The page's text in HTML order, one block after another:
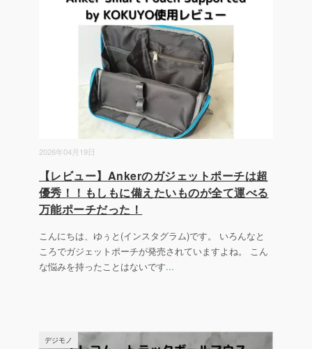
2026年04月19日
【レビュー】Ankerのガジェットポーチは超
優秀！！もしもに備えたいものが全て運べる
万能ポーチだった！
こんにちは、ゆぅと(インスタグラム)です。 いろんなと
ころでガジェットポーチが発売されていますよね。 こん
な悩みを持ったことはないです...
デジモノ